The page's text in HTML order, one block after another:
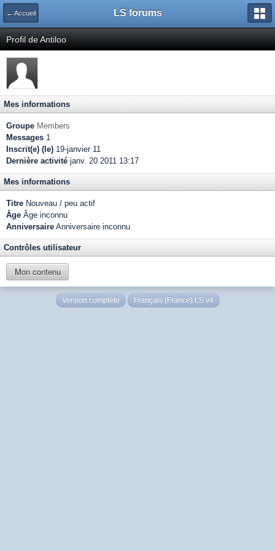
← Accueil LS forums
Profil de Antiloo
Mes informations
Groupe Members
Messages 1
Inscrit(e) (le) 19-janvier 11
Dernière activité janv. 20 2011 13:17
Mes informations
Titre Nouveau / peu actif
Âge Âge inconnu
Anniversaire Anniversaire inconnu
Contrôles utilisateur
Mon contenu
Version complète Français (France) LS v4